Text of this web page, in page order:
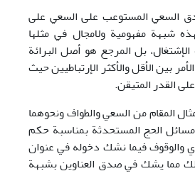
السعي المستوعب علی السعي علی
شبهة مفهومية ولامجال في مثلها
بل المرجع هو أصل البرائة
بين الأقل والأكثر الإرتباطيين حيث
القدر المتيقن.
المقام من السعي والطواف ونحوهما
مسائل الحج المستحدثة بمناسبة حكم
والوقوف فيما نشك دخوله في عنوان
مما يشك في صدق العناوين بشبهة